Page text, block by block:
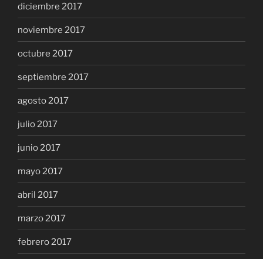
diciembre 2017
noviembre 2017
octubre 2017
septiembre 2017
agosto 2017
julio 2017
junio 2017
mayo 2017
abril 2017
marzo 2017
febrero 2017